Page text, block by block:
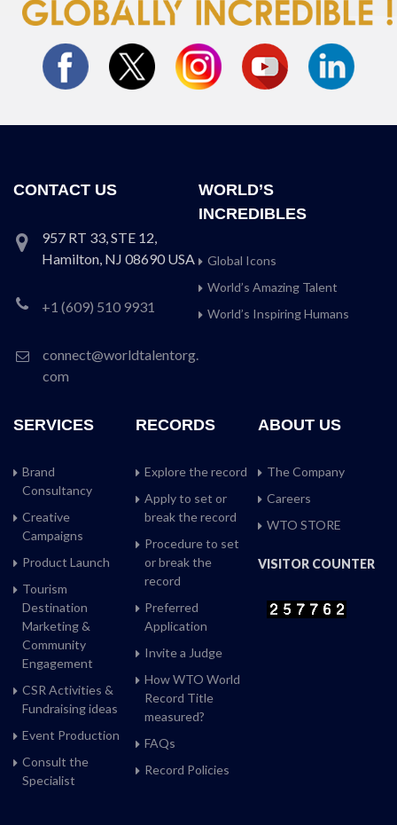
CONTACT US
957 RT 33, STE 12,
Hamilton, NJ 08690 USA
+1 (609) 510 9931
connect@worldtalentorg.
com
WORLD’S
INCREDIBLES
Global Icons
World’s Amazing Talent
World’s Inspiring Humans
SERVICES
Brand
Consultancy
Creative
Campaigns
Product Launch
Tourism
Destination
Marketing &
Community
Engagement
CSR Activities &
Fundraising ideas
Event Production
Consult the
Specialist
RECORDS
Explore the record
Apply to set or
break the record
Procedure to set
or break the
record
Preferred
Application
Invite a Judge
How WTO World
Record Title
measured?
FAQs
Record Policies
ABOUT US
The Company
Careers
WTO STORE
VISITOR COUNTER